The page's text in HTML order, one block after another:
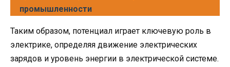
промышленности
Таким образом, потенциал играет ключевую роль в
электрике, определяя движение электрических
зарядов и уровень энергии в электрической системе.